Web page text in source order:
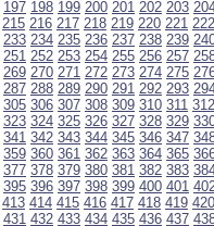
197 198 199 200 201 202 203
215 216 217 218 219 220 221 222
233 234 235 236 237 238 239
251 252 253 254 255 256 257
269 270 271 272 273 274 275
287 288 289 290 291 292 293
305 306 307 308 309 310 311 312
323 324 325 326 327 328 329
341 342 343 344 345 346 347
359 360 361 362 363 364 365
377 378 379 380 381 382 383
395 396 397 398 399 400 401
413 414 415 416 417 418 419 420
431 432 433 434 435 436 437